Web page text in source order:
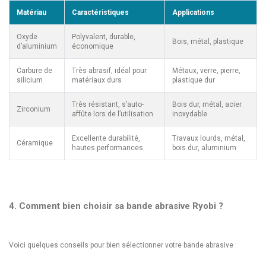
Matériau Caractéristiques Applications
Oxyde
d’aluminium
Polyvalent, durable,
économique
Bois, métal, plastique
Carbure de
silicium
Très abrasif, idéal pour
matériaux durs
Métaux, verre, pierre,
plastique dur
Zirconium
Très résistant, s’auto-
affûte lors de l’utilisation
Bois dur, métal, acier
inoxydable
Céramique
Excellente durabilité,
hautes performances
Travaux lourds, métal,
bois dur, aluminium
4. Comment bien choisir sa bande abrasive Ryobi ?
Voici quelques conseils pour bien sélectionner votre bande abrasive :